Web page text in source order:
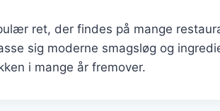
ret, der findes på mange
sig moderne smagsløg og
i mange år fremover.